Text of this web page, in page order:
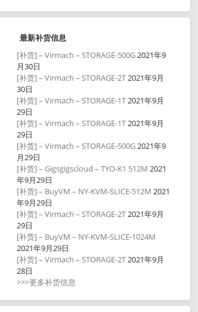
最新补货信息
[补货] – Virmach – STORAGE-500G2021年9
月30日
[补货] – Virmach – STORAGE-2T2021年9月
30日
[补货] – Virmach – STORAGE-1T2021年9月
29日
[补货] – Virmach – STORAGE-1T2021年9月
29日
[补货] – Virmach – STORAGE-500G2021年9
月29日
[补货] – Gigsgigscloud – TYO-K1 512M 2021
年9月29日
[补货] – BuyVM – NY-KVM-SLICE-512M 2021
年9月29日
[补货] – Virmach – STORAGE-2T2021年9月
29日
[补货] – BuyVM – NY-KVM-SLICE-1024M
2021年9月29日
[补货] – Virmach – STORAGE-2T2021年9月
28日
>>>更多补货信息